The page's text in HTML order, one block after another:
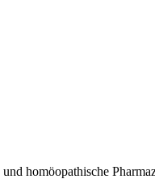
homöopathische